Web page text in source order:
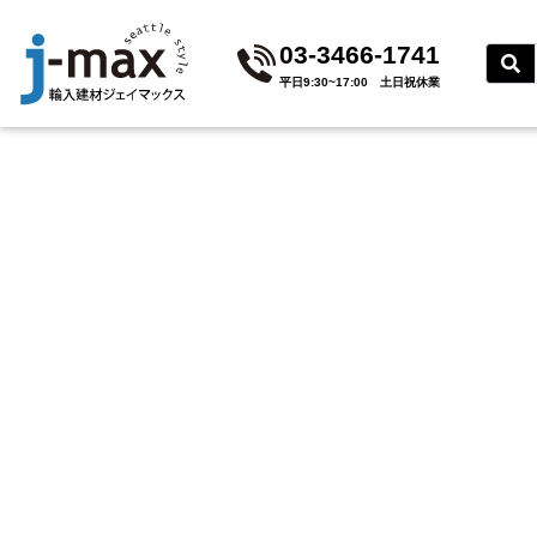
03-3466-1741
平⽇9:30~17:00 ⼟⽇祝休業